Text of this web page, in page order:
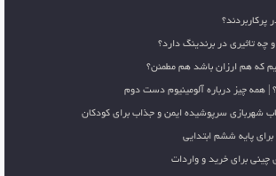
پرکاربردند؟
تاثیری در برندینگ دارد؟
که هم ارزان باشد هم مطمئن؟
| همه چیز درباره آلومینیوم دست دوم
شهربازی سرپوشیده ایمن و جذاب برای کودکان
پایه ششم ابتدایی
چینی برای خرید و واردات